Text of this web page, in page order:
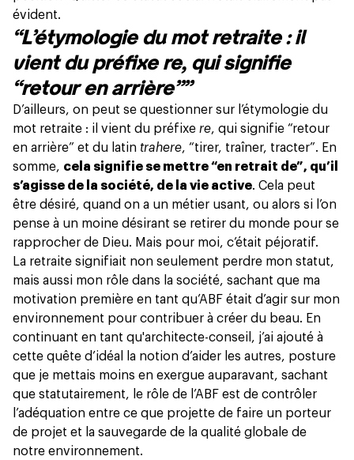
évident.
“L’étymologie du mot retraite : il
vient du préfixe re, qui signifie
“retour en arrière””
D’ailleurs, on peut se questionner sur l’étymologie du
mot retraite : il vient du préfixe re, qui signifie “retour
en arrière” et du latin trahere, “tirer, traîner, tracter”. En
somme, cela signifie se mettre “en retrait de”, qu’il
s’agisse de la société, de la vie active. Cela peut
être désiré, quand on a un métier usant, ou alors si l’on
pense à un moine désirant se retirer du monde pour se
rapprocher de Dieu. Mais pour moi, c’était péjoratif.
La retraite signifiait non seulement perdre mon statut,
mais aussi mon rôle dans la société, sachant que ma
motivation première en tant qu’ABF était d’agir sur mon
environnement pour contribuer à créer du beau. En
continuant en tant qu'architecte-conseil, j’ai ajouté à
cette quête d’idéal la notion d’aider les autres, posture
que je mettais moins en exergue auparavant, sachant
que statutairement, le rôle de l’ABF est de contrôler
l’adéquation entre ce que projette de faire un porteur
de projet et la sauvegarde de la qualité globale de
notre environnement.